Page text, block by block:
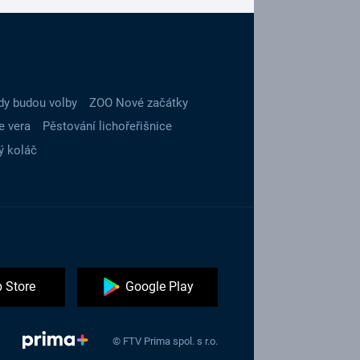
budou volby
ZOO Nové začátky
vera
Pěstování lichořeřišnice
koláč
Store Google Play
© FTV Prima spol. s r.o.